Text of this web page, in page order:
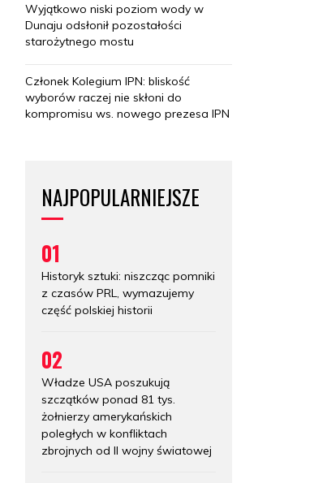
Wyjątkowo niski poziom wody w
Dunaju odsłonił pozostałości
starożytnego mostu
Członek Kolegium IPN: bliskość
wyborów raczej nie skłoni do
kompromisu ws. nowego prezesa IPN
NAJPOPULARNIEJSZE
01
Historyk sztuki: niszcząc pomniki
z czasów PRL, wymazujemy
część polskiej historii
02
Władze USA poszukują
szczątków ponad 81 tys.
żołnierzy amerykańskich
poległych w konfliktach
zbrojnych od II wojny światowej